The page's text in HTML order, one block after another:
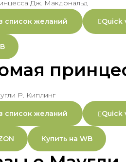
список желаний Quick
список желаний Quick
Купить на WB